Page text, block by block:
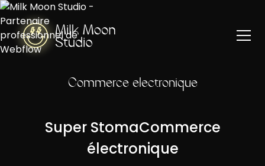
Commerce électronique
Super StomaCommerce
électronique